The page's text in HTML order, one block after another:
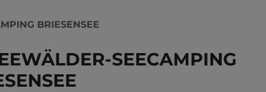
BRIESENSEE
SEECAMPING